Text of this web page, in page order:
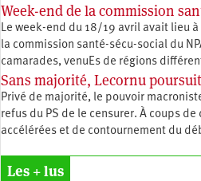
Week-end de la commission
Le week-end du 18/19 avril avait lieu
la commission santé-sécu-social du
camarades, venuEs de régions
Sans majorité, Lecornu
Privé de majorité, le pouvoir
refus du PS de le censurer. À coups
accélérées et de contournement du
Les + lus